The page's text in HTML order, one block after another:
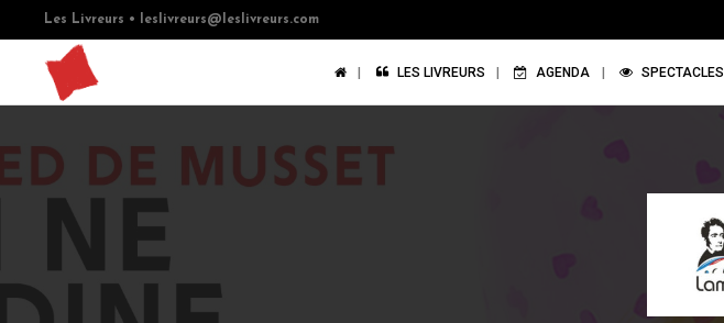
Les Livreurs • leslivreurs@leslivreurs.com
LES LIVREURS AGENDA SPECTACLES